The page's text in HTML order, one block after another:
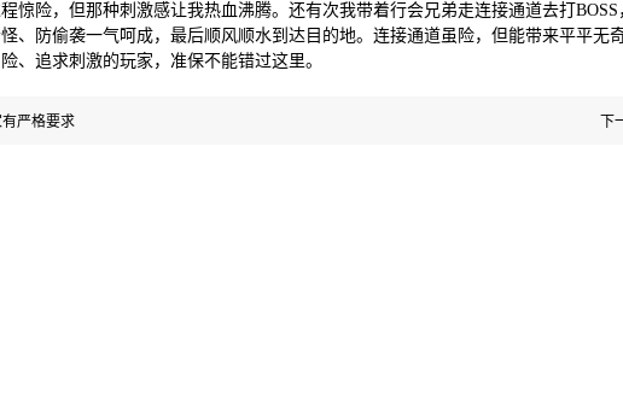
惊险，但那种刺激感让我热血沸腾。还有次我带着行会兄弟走连接通道去打BOSS
、防偷袭一气呵成，最后顺风顺水到达目的地。连接通道虽险，但能带来平平无
、追求刺激的玩家，准保不能错过这里。
严格要求 下